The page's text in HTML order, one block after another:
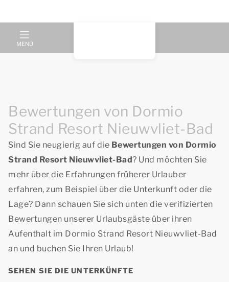
MENÜ
Bewertungen von Dormio
Strand Resort Nieuwvliet-Bad
Sind Sie neugierig auf die Bewertungen von Dormio
Strand Resort Nieuwvliet-Bad? Und möchten Sie
mehr über die Erfahrungen früherer Urlauber
erfahren, zum Beispiel über die Unterkunft oder die
Lage? Dann schauen Sie sich unten die verifizierten
Bewertungen unserer Urlaubsgäste über ihren
Aufenthalt im Dormio Strand Resort Nieuwvliet-Bad
an und buchen Sie Ihren Urlaub!
SEHEN SIE DIE UNTERKÜNFTE